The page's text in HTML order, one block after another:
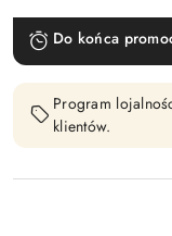
Do końca
Program
klientów.